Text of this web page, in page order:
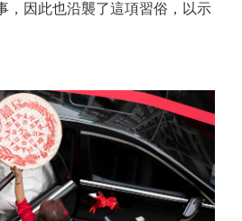
，因此也沿襲了這項習俗，以示